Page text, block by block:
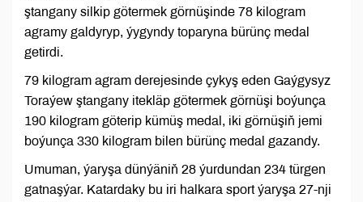
ştangany silkip götermek görnüşinde 78 kilogram
agramy galdyryp, ýygyndy toparyna bürünç medal
getirdi.
79 kilogram agram derejesinde çykyş eden Gaýgysyz
Toraýew ştangany itekläp götermek görnüşi boýunça
190 kilogram göterip kümüş medal, iki görnüşiň jemi
boýunça 330 kilogram bilen bürünç medal gazandy.
Umuman, ýaryşa dünýäniň 28 ýurdundan 234 türgen
gatnaşýar. Katardaky bu iri halkara sport ýaryşa 27-nji